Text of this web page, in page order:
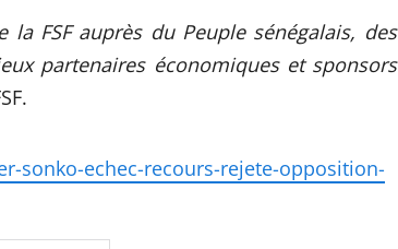
FSF auprès du Peuple sénégalais, des
partenaires économiques et sponsors
sonko-echec-recours-rejete-opposition-